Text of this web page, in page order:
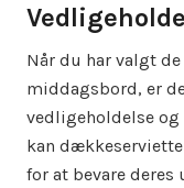
Når du har valgt
middagsbord, er
vedligeholdelse
kan
for at bevare deres